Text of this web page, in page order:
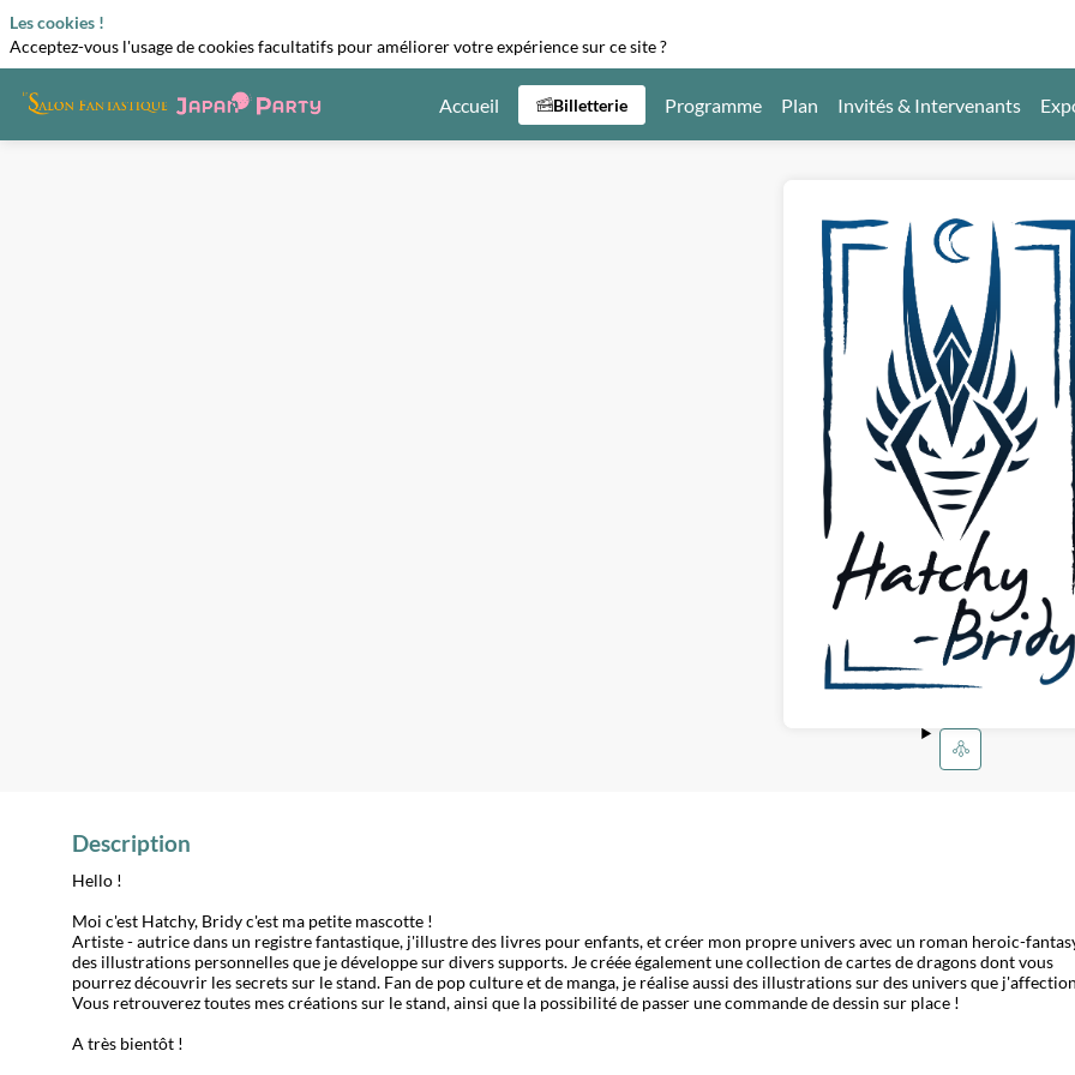
Accueil Billetterie Programme Plan Invités & Intervenants
Description
Hello !
Moi c'est Hatchy, Bridy c'est ma petite mascotte !
Artiste - autrice dans un registre fantastique, j'illustre des livres pour enfants, et créer mon propre univers avec un roman heroic-
des illustrations personnelles que je développe sur divers supports. Je créée également une collection de cartes de dragons dont vous
pourrez découvrir les secrets sur le stand. Fan de pop culture et de manga, je réalise aussi des illustrations sur des univers que
Vous retrouverez toutes mes créations sur le stand, ainsi que la possibilité de passer une commande de dessin sur place !
A très bientôt !
Les cookies !
Acceptez-vous l'usage de cookies facultatifs pour améliorer votre expérience sur ce site ?